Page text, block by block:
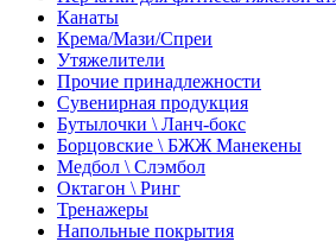
Канаты
Крема/Мази/Спреи
Утяжелители
Прочие принадлежности
Сувенирная продукция
Бутылочки \ Ланч-бокс
Борцовские \ БЖЖ Манекены
Медбол \ Слэмбол
Октагон \ Ринг
Тренажеры
Напольные покрытия